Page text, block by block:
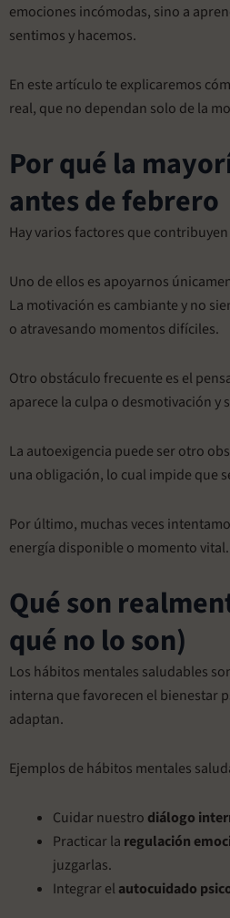
emociones incómodas, sino a
sentimos y hacemos.
En este artículo te explicaremos
real, que no dependan solo de la
Por qué la
antes de febrero
Hay varios factores que
Uno de ellos es apoyarnos
La motivación es cambiante y no
o atravesando momentos difíciles.
Otro obstáculo frecuente es el
aparece la culpa o desmotivación
La autoexigencia puede ser otro
una obligación, lo cual impide que
Por último, muchas veces
energía disponible o momento
Qué son
qué no lo son)
Los hábitos mentales saludables
interna que favorecen el bienestar
adaptan.
Ejemplos de hábitos mentales
Cuidar nuestro diálogo
Practicar la regulación
juzgarlas.
Integrar el autocuidado